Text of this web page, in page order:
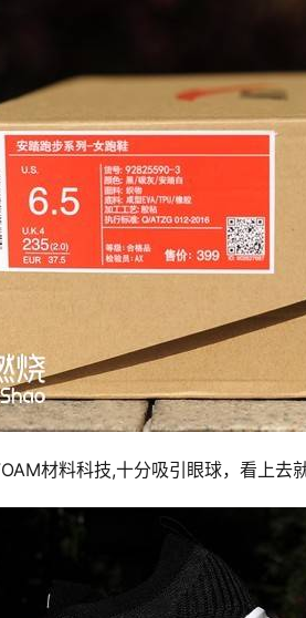
材料科技,十分吸引眼球，看上去就